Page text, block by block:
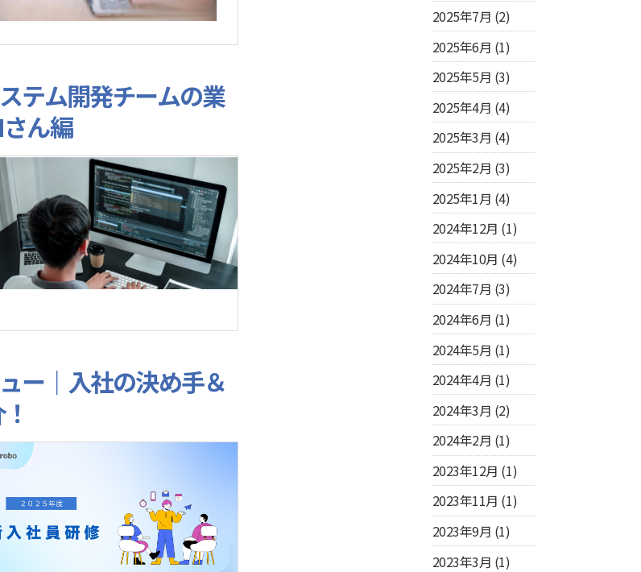
テム開発チームの業
ん編
ー｜入社の決め手＆
2025年7月 (2)
2025年6月 (1)
2025年5月 (3)
2025年4月 (4)
2025年3月 (4)
2025年2月 (3)
2025年1月 (4)
2024年12月 (1)
2024年10月 (4)
2024年7月 (3)
2024年6月 (1)
2024年5月 (1)
2024年4月 (1)
2024年3月 (2)
2024年2月 (1)
2023年12月 (1)
2023年11月 (1)
2023年9月 (1)
2023年3月 (1)